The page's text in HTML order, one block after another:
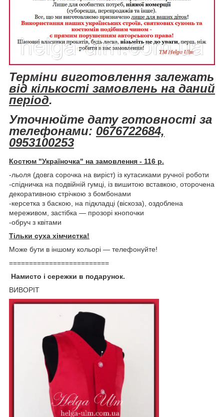
Терміни виготовлення залежать
від кількості замовлень на даний
період.
Уточнюйте дату готовності за
телефонами: 0676722684,
0953100253
Костюм "Україночка" на замовлення - 116 р.
-льоля (довга сорочка на виріст) із кутасиками ручної роботи
-спідничка на подвійній гумці, із вишитою вставкою, оторочена
декоративною стрічкою з бомбонами
-керсетка з баскою, на підкладці (віскоза), оздоблена
мереживом, застібка ― прозорі кнопочки
-обруч з квітами
Тільки суха хімчистка!
Може бути в іншому кольорі ― телефонуйте!
=========================
Намисто і сережки в подарунок.
ВИВОРІТ